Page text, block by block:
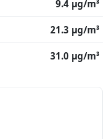
9.4 μg/m³
21.3 μg/m³
31.0 μg/m³